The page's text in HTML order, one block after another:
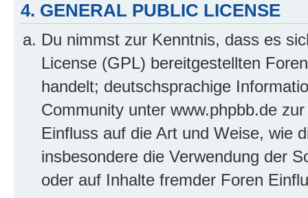
4. GENERAL PUBLIC LICENSE
Du nimmst zur Kenntnis, dass es
License (GPL) bereitgestellten
handelt; deutschsprachige
Community unter www.phpbb.de
Einfluss auf die Art und Weise, wie
insbesondere die Verwendung der
oder auf Inhalte fremder Foren